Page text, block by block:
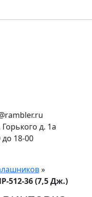
18-00
Горького д. 1а
»
512-36 (7,5 Дж.)